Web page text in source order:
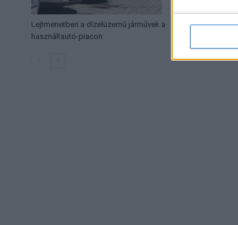
Lejtmenetben a dízelüzemű járművek a
használtautó-piacon
Még egy